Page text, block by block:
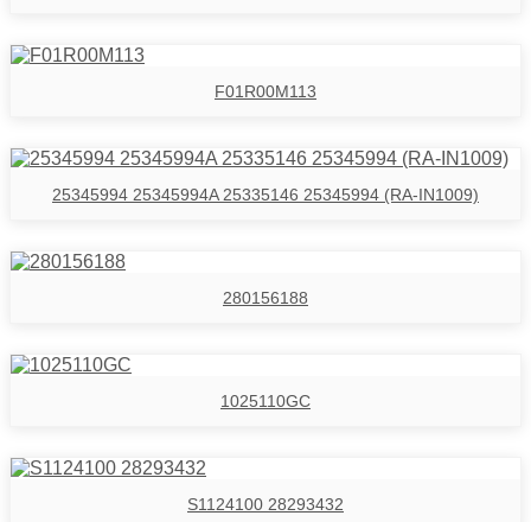
F01R00M113
25345994 25345994A 25335146 25345994 (RA-IN1009)
280156188
1025110GC
S1124100 28293432